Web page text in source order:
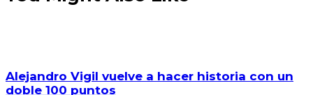
Alejandro Vigil vuelve a hacer historia con un
doble 100 puntos